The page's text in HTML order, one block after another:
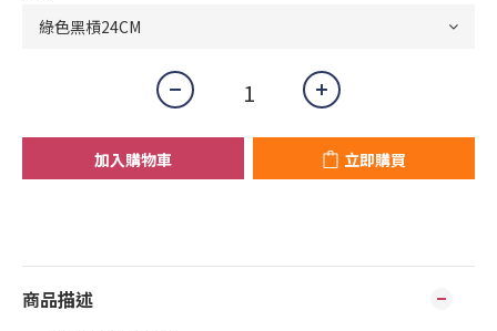
加入購物車 立即購買
商品描述